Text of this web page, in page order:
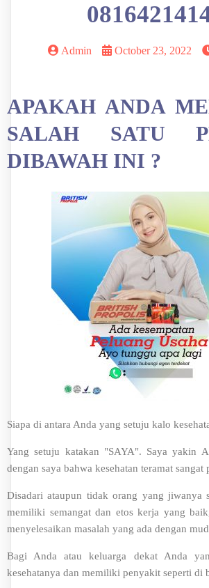
Admin October 23, 2022
APAKAH ANDA
SALAH SATU
DIBAWAH INI ?
Siapa di antara Anda yang setuju kalo
Yang setuju katakan "SAYA". Saya yakin
dengan saya bahwa kesehatan teramat
Disadari ataupun tidak orang yang jiwanya
memiliki semangat dan etos kerja yang
menyelesaikan masalah yang ada dengan
Bagi Anda atau keluarga dekat Anda
kesehatanya dan memiliki penyakit seperti di